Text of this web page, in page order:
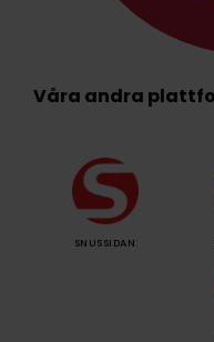
Våra andra
SNUSSIDAN